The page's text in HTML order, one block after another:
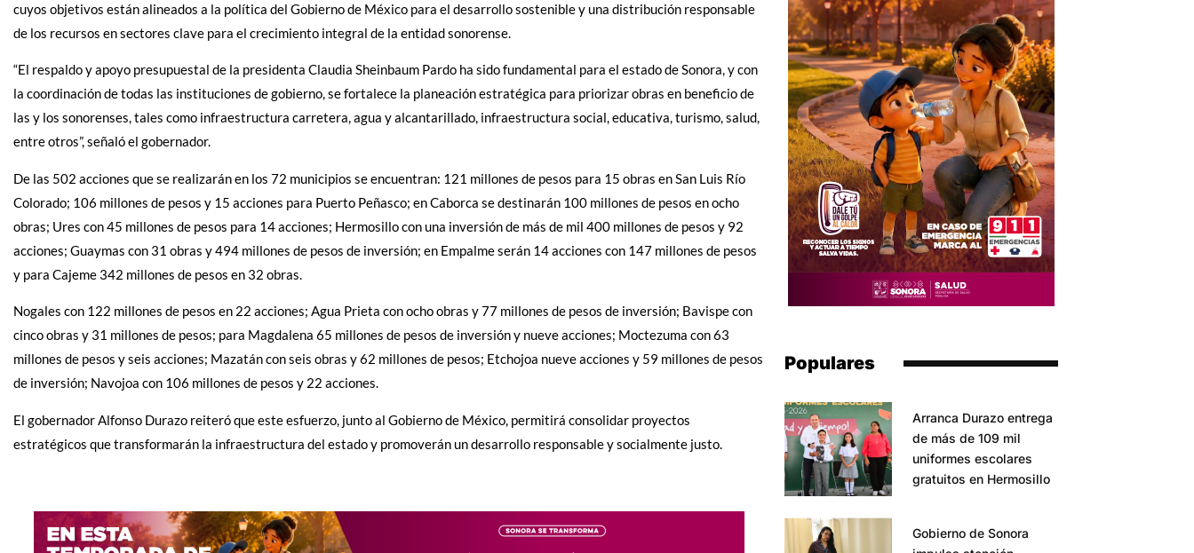
cuyos objetivos están alineados a la política del Gobierno de México para el desarrollo sostenible y una distribución responsable
de los recursos en sectores clave para el crecimiento integral de la entidad sonorense.
“El respaldo y apoyo presupuestal de la presidenta Claudia Sheinbaum Pardo ha sido fundamental para el estado de Sonora, y con
la coordinación de todas las instituciones de gobierno, se fortalece la planeación estratégica para priorizar obras en beneficio de
las y los sonorenses, tales como infraestructura carretera, agua y alcantarillado, infraestructura social, educativa, turismo, salud,
entre otros”, señaló el gobernador.
De las 502 acciones que se realizarán en los 72 municipios se encuentran: 121 millones de pesos para 15 obras en San Luis Río
Colorado; 106 millones de pesos y 15 acciones para Puerto Peñasco; en Caborca se destinarán 100 millones de pesos en ocho
obras; Ures con 45 millones de pesos para 14 acciones; Hermosillo con una inversión de más de mil 400 millones de pesos y 92
acciones; Guaymas con 31 obras y 494 millones de pesos de inversión; en Empalme serán 14 acciones con 147 millones de pesos
y para Cajeme 342 millones de pesos en 32 obras.
Nogales con 122 millones de pesos en 22 acciones; Agua Prieta con ocho obras y 77 millones de pesos de inversión; Bavispe con
cinco obras y 31 millones de pesos; para Magdalena 65 millones de pesos de inversión y nueve acciones; Moctezuma con 63
millones de pesos y seis acciones; Mazatán con seis obras y 62 millones de pesos; Etchojoa nueve acciones y 59 millones de pesos
de inversión; Navojoa con 106 millones de pesos y 22 acciones.
El gobernador Alfonso Durazo reiteró que este esfuerzo, junto al Gobierno de México, permitirá consolidar proyectos
estratégicos que transformarán la infraestructura del estado y promoverán un desarrollo responsable y socialmente justo.
Populares
Arranca Durazo entrega
de más de 109 mil
uniformes escolares
gratuitos en Hermosillo
Gobierno de Sonora